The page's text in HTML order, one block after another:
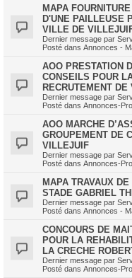
MAPA
D'UNE PAILLEUSE
VILLE DE
Dernier message par
Posté dans Annonces -
AOO PRESTATION
CONSEILS POUR
RECRUTEMENT
Dernier message par
Posté dans Annonces-
AOO MARCHE
GROUPEMENT DE
VILLEJUIF
Dernier message par
Posté dans Annonces-
MAPA TRAVAUX
STADE GABRIEL
Dernier message par
Posté dans Annonces -
CONCOURS DE
POUR LA
LA CRECHE
Dernier message par
Posté dans Annonces-